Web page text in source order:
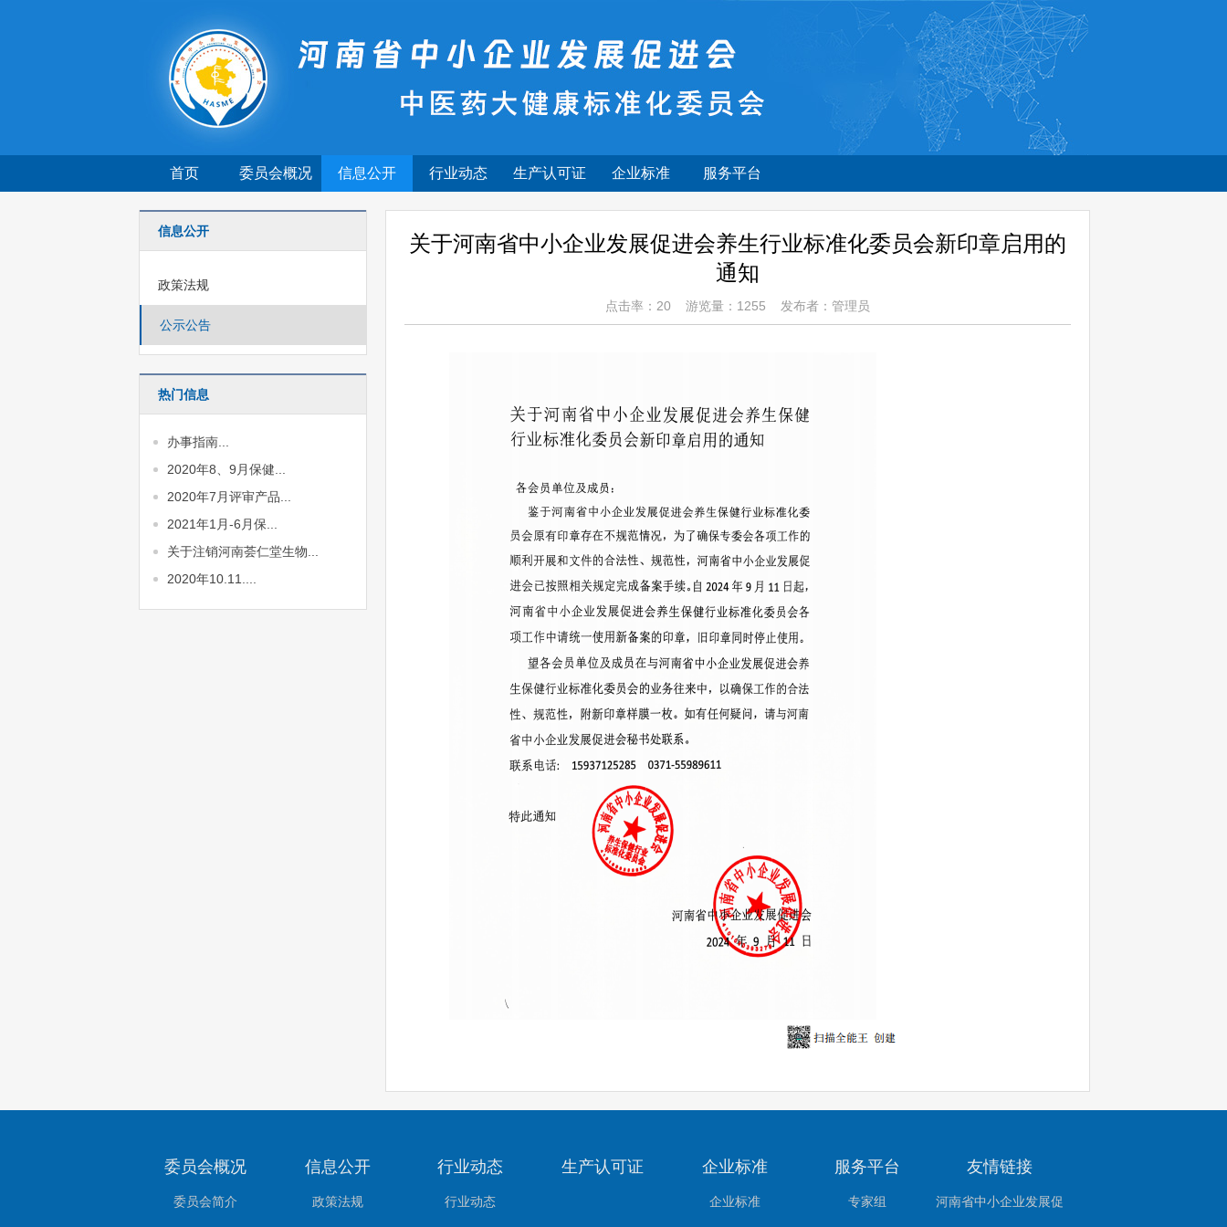
首页 委员会概况 信息公开 行业动态 生产认可证 企业标准 服务平台
关于河南省中小企业发展促进会养生行业标准化委员会新印章启用的
通知
点击率：20 游览量：1255 发布者：管理员
信息公开
政策法规
公示公告
热门信息
办事指南...
2020年8、9月保健...
2020年7月评审产品...
2021年1月-6月保...
关于注销河南荟仁堂生物...
2020年10.11....
委员会概况
委员会简介
信息公开
政策法规
行业动态
行业动态
生产认可证 企业标准
企业标准
服务平台
专家组
友情链接
河南省中小企业发展促